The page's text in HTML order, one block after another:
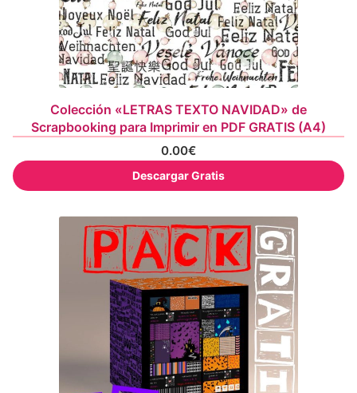
Colección «LETRAS TEXTO NAVIDAD» de
Scrapbooking para Imprimir en PDF GRATIS (A4)
0.00€
Descargar Gratis